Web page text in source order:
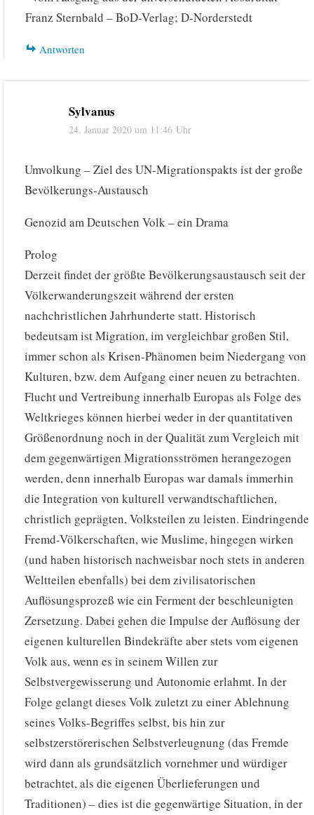
Franz Sternbald – BoD-Verlag; D-Norderstedt
Antworten
Sylvanus
24. Januar 2020 um 11:46 Uhr
Umvolkung – Ziel des UN-Migrationspakts ist der große
Bevölkerungs-Austausch
Genozid am Deutschen Volk – ein Drama
Prolog
Derzeit findet der größte Bevölkerungsaustausch seit der
Völkerwanderungszeit während der ersten
nachchristlichen Jahrhunderte statt. Historisch
bedeutsam ist Migration, im vergleichbar großen Stil,
immer schon als Krisen-Phänomen beim Niedergang von
Kulturen, bzw. dem Aufgang einer neuen zu betrachten.
Flucht und Vertreibung innerhalb Europas als Folge des
Weltkrieges können hierbei weder in der quantitativen
Größenordnung noch in der Qualität zum Vergleich mit
dem gegenwärtigen Migrationsströmen herangezogen
werden, denn innerhalb Europas war damals immerhin
die Integration von kulturell verwandtschaftlichen,
christlich geprägten, Volksteilen zu leisten. Eindringende
Fremd-Völkerschaften, wie Muslime, hingegen wirken
(und haben historisch nachweisbar noch stets in anderen
Weltteilen ebenfalls) bei dem zivilisatorischen
Auflösungsprozeß wie ein Ferment der beschleunigten
Zersetzung. Dabei gehen die Impulse der Auflösung der
eigenen kulturellen Bindekräfte aber stets vom eigenen
Volk aus, wenn es in seinem Willen zur
Selbstvergewisserung und Autonomie erlahmt. In der
Folge gelangt dieses Volk zuletzt zu einer Ablehnung
seines Volks-Begriffes selbst, bis hin zur
selbstzerstörerischen Selbstverleugnung (das Fremde
wird dann als grundsätzlich vornehmer und würdiger
betrachtet, als die eigenen Überlieferungen und
Traditionen) – dies ist die gegenwärtige Situation, in der